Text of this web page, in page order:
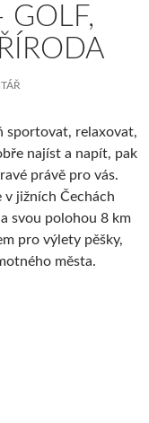
GOLF,
sportovat, relaxovat,
najíst a napít, pak
právě pro vás.
v jižních Čechách
svou polohou 8 km
pro výlety pěšky,
města.
pivo a krásná příroda